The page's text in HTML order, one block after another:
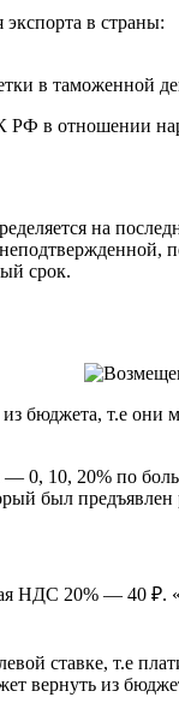
в страны:
в таможенной
РФ в отношении
на
срок.
бюджета, т.е
20% по
был
НДС 20% — 40
ставке, т.е
вернуть из